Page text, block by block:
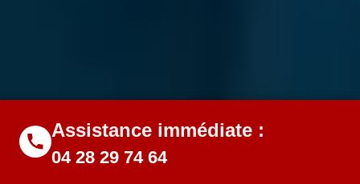
Assistance immédiate :
04 28 29 74 64